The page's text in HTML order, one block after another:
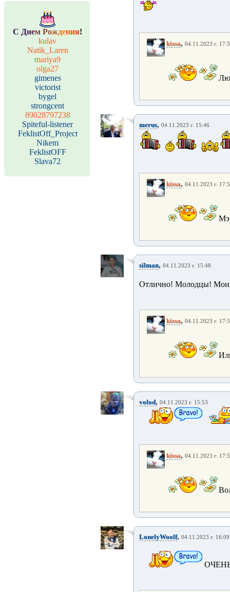
С Днем Рождения!
kulav
Natik_Laren
mariya9
olga27
gimenes
victorist
bygel
strongcent
89028797238
Spiteful-listener
FeklistOff_Project
Nikem
FeklistOFF
Slava72
kissa, 04.11.2023 г.
merus, 04.11.2023 г. 15:46
kissa, 04.11.2023 г.
silman, 04.11.2023 г. 15:48
Отлично! Молодцы!
kissa, 04.11.2023 г.
volod, 04.11.2023 г. 15:53
kissa, 04.11.2023 г.
LonelyWoolf, 04.11.2023 г. 16:09